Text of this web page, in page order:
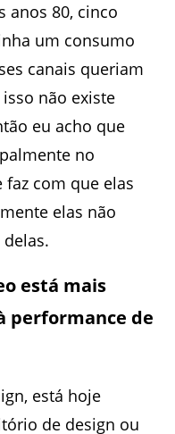
anos 80, cinco
um consumo
canais queriam
não existe
eu acho que
no
com que elas
elas não
está mais
performance de
está hoje
de design ou